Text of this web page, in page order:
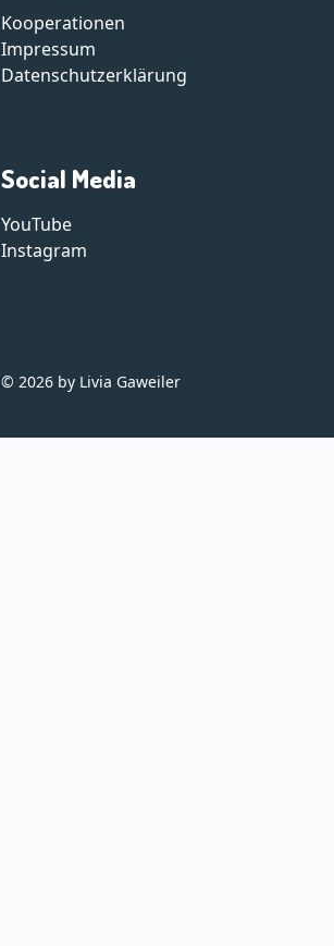
Kooperationen
Impressum
Datenschutzerklärung
Social Media
YouTube
Instagram
© 2026 by Livia Gaweiler